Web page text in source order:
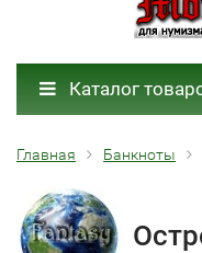
Каталог
Главная Банкноты